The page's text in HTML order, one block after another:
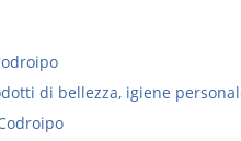
di bellezza, igiene